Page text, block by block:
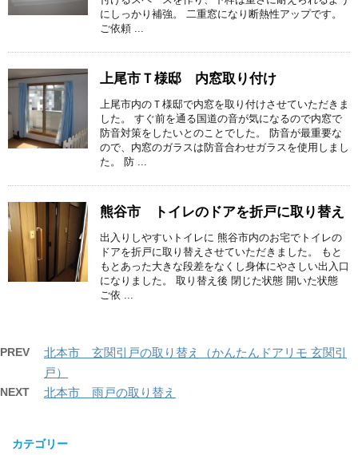
にしっかり補強。 二重窓になり断熱性アップです。
ご依頼 ...
上尾市Ｔ様邸 内窓取り付け
上尾市内のＴ様邸で内窓を取り付けさせていただきま
した。 すぐ前を通る国道の音が気になるので内窓で
防音対策をしたいとのことでした。 防音が最重要な
ので、内窓のガラスは防音合わせガラスを使用しまし
た。 防 ...
熊谷市 トイレのドアを折戸に取り替え
出入りしやすいトイレに 熊谷市内のお宅でトイレの
ドアを折戸に取り替えさせていただきました。 もと
もとあった大きな段差をなくし身体にやさしい出入口
になりました。 取り替え後 閉じた状態 開いた状態
ご依 ...
PREV
北本市 玄関引戸の取り替え（かんたんドアリモ 玄関引
戸）
NEXT 北本市 雨戸の取り替え
カテゴリー